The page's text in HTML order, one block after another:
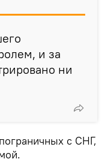
и за
ни
с СНГ,